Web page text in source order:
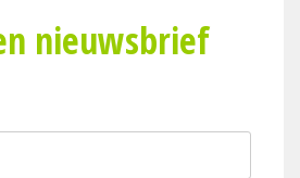
nieuwsbrief